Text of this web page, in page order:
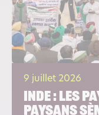
9 juillet 2026
Inde : les
paysans